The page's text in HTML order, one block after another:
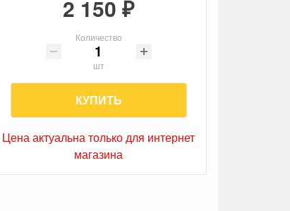
2 150 ₽
Количество
шт
КУПИТЬ
Цена актуальна только для интернет
магазина